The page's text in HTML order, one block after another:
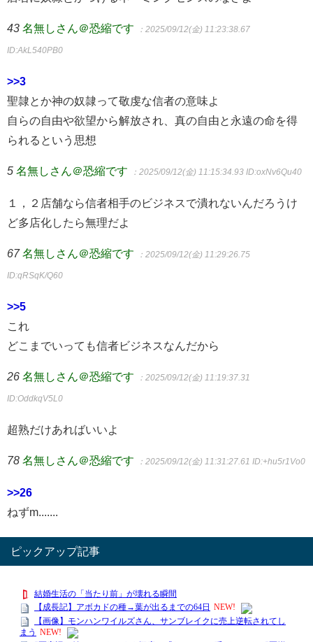
43 名無しさん＠恐縮です ：2025/09/12(金) 11:23:38.67
ID:AkL540PB0
>>3
聖隷とか神の奴隷って敬虔な信者の意味よ
自らの自由や欲望から解放され、真の自由と永遠の命を得
られるという思想
5 名無しさん＠恐縮です ：2025/09/12(金) 11:15:34.93 ID:oxNv6Qu40
１，２店舗なら信者相手のビジネスで潰れないんだろうけ
ど多店化したら無理だよ
67 名無しさん＠恐縮です ：2025/09/12(金) 11:29:26.75
ID:qRSqK/Q60
>>5
これ
どこまでいっても信者ビジネスなんだから
26 名無しさん＠恐縮です ：2025/09/12(金) 11:19:37.31
ID:OddkqV5L0
超熟だけあればいいよ
78 名無しさん＠恐縮です ：2025/09/12(金) 11:31:27.61 ID:+hu5r1Vo0
>>26
ねずm.......
ピックアップ記事